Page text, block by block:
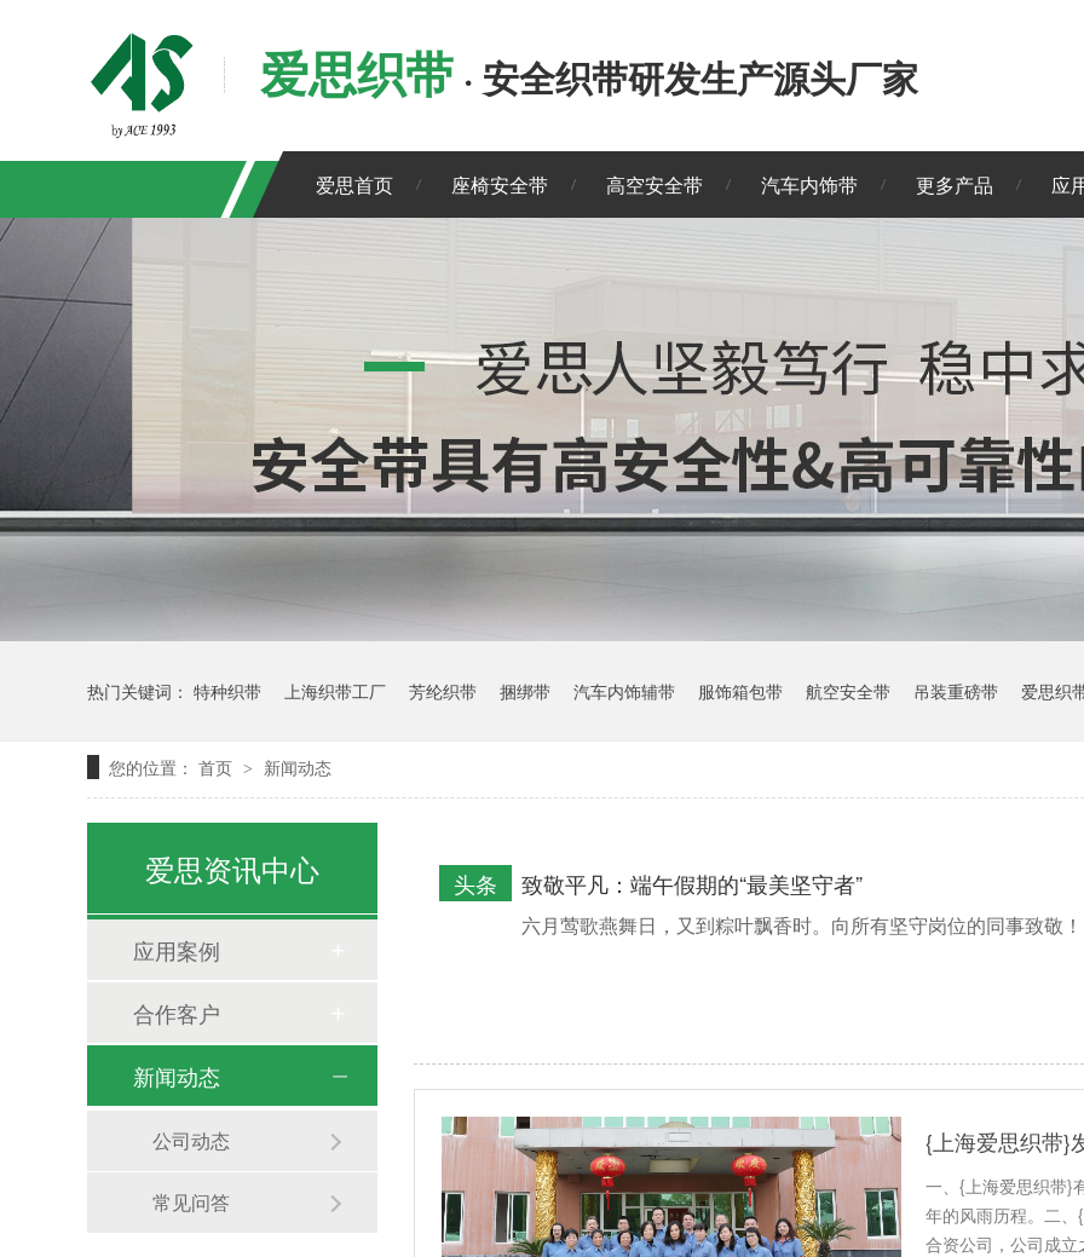
爱思织带 · 安全织带研发生产源头厂家
爱思首页 座椅安全带 高空安全带 汽车内饰带 更多产品 应
热门关键词： 特种织带 上海织带工厂 芳纶织带 捆绑带 汽车内饰辅带 服饰箱包带 航空安全带 吊装重磅带 爱思织
您的位置： 首页 > 新闻动态
致敬平凡：端午假期的“最美坚守者”
头条
六月莺歌燕舞日，又到粽叶飘香时。向所有坚守岗位的同事致敬！
{上海爱思织带}
一、{上海爱思织带}
年的风雨历程。二
合资公司，公司成
爱思资讯中心
应用案例
合作客户
新闻动态
公司动态
常见问答